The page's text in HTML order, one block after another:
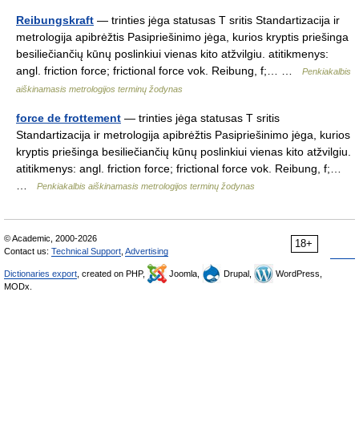
Reibungskraft — trinties jėga statusas T sritis Standartizacija ir
metrologija apibrėžtis Pasipriešinimo jėga, kurios kryptis priešinga
besiliečiančių kūnų poslinkiui vienas kito atžvilgiu. atitikmenys:
angl. friction force; frictional force vok. Reibung, f;… …
Penkiakalbis
aiškinamasis metrologijos terminų žodynas
force de frottement — trinties jėga statusas T sritis
Standartizacija ir metrologija apibrėžtis Pasipriešinimo jėga, kurios
kryptis priešinga besiliečiančių kūnų poslinkiui vienas kito atžvilgiu.
atitikmenys: angl. friction force; frictional force vok. Reibung, f;…
Penkiakalbis aiškinamasis metrologijos terminų žodynas
18+
© Academic, 2000-2026
Contact us: Technical Support Advertising
Dictionaries export , created on PHP, Joomla, Drupal,
WordPress,
MODx.